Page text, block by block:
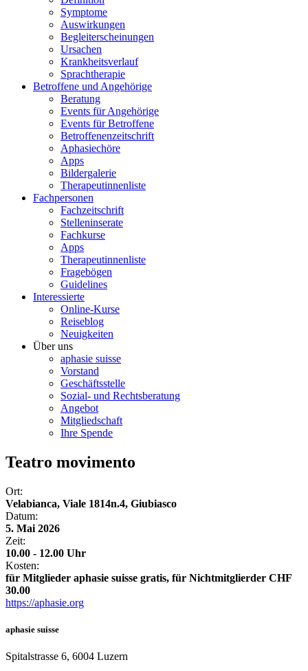
Symptome
Auswirkungen
Begleiterscheinungen
Ursachen
Krankheitsverlauf
Sprachtherapie
Betroffene und Angehörige
Beratung
Events für Angehörige
Events für Betroffene
Betroffenenzeitschrift
Aphasiechöre
Apps
Bildergalerie
Therapeutinnenliste
Fachpersonen
Fachzeitschrift
Stelleninserate
Fachkurse
Apps
Therapeutinnenliste
Fragebögen
Guidelines
Interessierte
Online-Kurse
Reiseblog
Neuigkeiten
Über uns
aphasie suisse
Vorstand
Geschäftsstelle
Sozial- und Rechtsberatung
Angebot
Mitgliedschaft
Ihre Spende
Teatro movimento
Ort:
Velabianca, Viale 1814n.4, Giubiasco
Datum:
5. Mai 2026
Zeit:
10.00 - 12.00 Uhr
Kosten:
für Mitglieder aphasie suisse gratis, für Nichtmitglierder CHF
30.00
https://aphasie.org
aphasie suisse
Spitalstrasse 6, 6004 Luzern